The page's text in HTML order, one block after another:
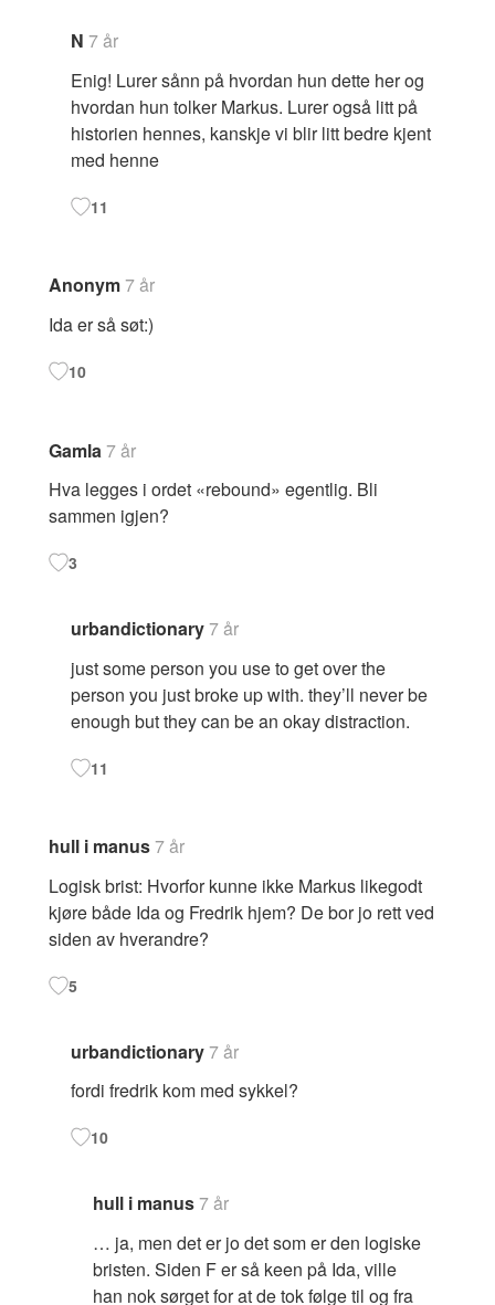
N 7 år
Enig! Lurer sånn på hvordan hun dette her og
hvordan hun tolker Markus. Lurer også litt på
historien hennes, kanskje vi blir litt bedre kjent
med henne
11
Anonym7 år
Ida er så søt:)
10
Gamla 7 år
Hva legges i ordet «rebound» egentlig. Bli
sammen igjen?
3
urbandictionary7 år
just some person you use to get over the
person you just broke up with. they’ll never be
enough but they can be an okay distraction.
11
hull i manus7 år
Logisk brist: Hvorfor kunne ikke Markus likegodt
kjøre både Ida og Fredrik hjem? De bor jo rett ved
siden av hverandre?
5
urbandictionary7 år
fordi fredrik kom med sykkel?
10
hull i manus7 år
… ja, men det er jo det som er den logiske
bristen. Siden F er så keen på Ida, ville
han nok sørget for at de tok følge til og fra